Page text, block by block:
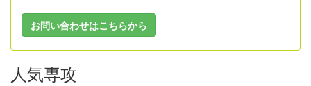
お問い合わせはこちらから
人気専攻